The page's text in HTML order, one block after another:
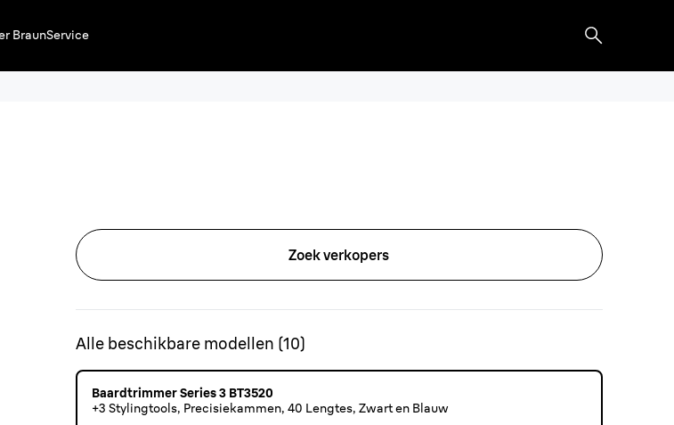
BraunService
Zoek verkopers
Alle beschikbare modellen (10)
Baardtrimmer Series 3 BT3520
+3 Stylingtools, Precisiekammen, 40 Lengtes, Zwart en Blauw